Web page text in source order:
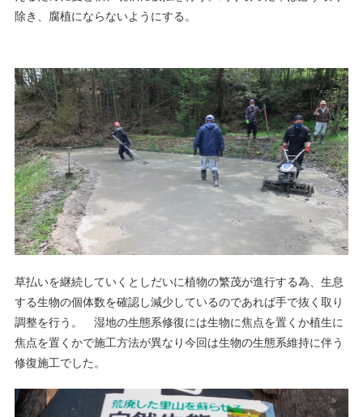
除き、腐植にならないようにする。
草払いを継続していくとしだいに植物の繁茂が進行する為、生息
する生物の個体数を確認し減少しているのであれば手で抜く取り
調整を行う。 湿地の生態系修復には生物に焦点を置くか植生に
焦点を置くかで施工方法が異なり今回は生物の生態系維持に伴う
修復施工でした。